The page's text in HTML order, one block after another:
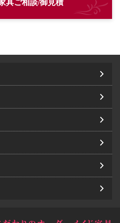
具ご相談/御見積